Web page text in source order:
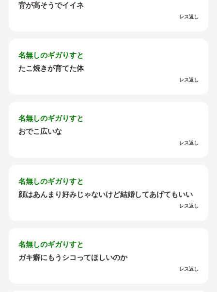
背が高そうでイイネ
レス返し
名無しのギガりすと
たこ焼きが育てた体
レス返し
名無しのギガりすと
おでこ広いな
レス返し
名無しのギガりすと
顔はあんまり好みじゃないけど結婚してあげてもいい
レス返し
名無しのギガりすと
ガキ癖にもうシコってほしいのか
レス返し